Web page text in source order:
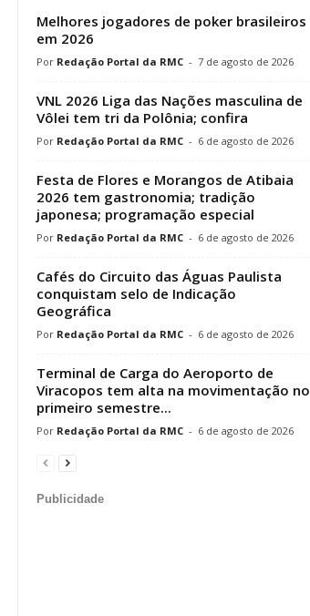
Melhores jogadores de poker brasileiros
em 2026
Redação Portal da RMC - 7 de agosto de 2026
VNL 2026 Liga das Nações masculina de
Vôlei tem tri da Polônia; confira
Redação Portal da RMC - 6 de agosto de 2026
Festa de Flores e Morangos de Atibaia
2026 tem gastronomia; tradição
japonesa; programação especial
Redação Portal da RMC - 6 de agosto de 2026
Cafés do Circuito das Águas Paulista
conquistam selo de Indicação
Geográfica
Redação Portal da RMC - 6 de agosto de 2026
Terminal de Carga do Aeroporto de
Viracopos tem alta na movimentação no
primeiro semestre...
Redação Portal da RMC - 6 de agosto de 2026
Publicidade